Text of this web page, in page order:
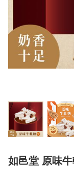
如邑堂 原味